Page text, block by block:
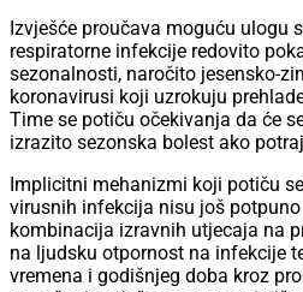
Izvješće proučava moguću ulogu
respiratorne infekcije redovito
sezonalnosti, naročito jesensko-
koronavirusi koji uzrokuju
Time se potiču očekivanja da će
izrazito sezonska bolest ako
Implicitni mehanizmi koji potiču
virusnih infekcija nisu još
kombinacija izravnih utjecaja na
na ljudsku otpornost na infekcije
vremena i godišnjeg doba kroz